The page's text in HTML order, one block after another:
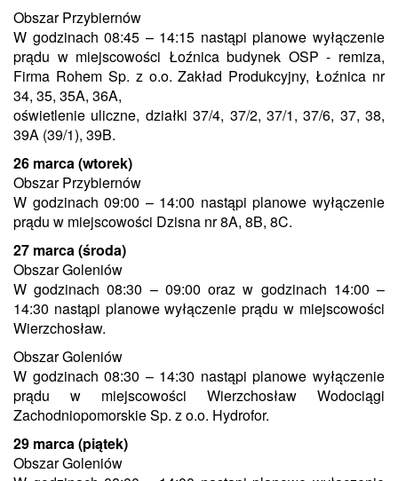
Obszar Przybiernów
W godzinach 08:45 – 14:15 nastąpi planowe wyłączenie
prądu w miejscowości Łoźnica budynek OSP - remiza,
Firma Rohem Sp. z o.o. Zakład Produkcyjny, Łoźnica nr
34, 35, 35A, 36A,
oświetlenie uliczne, działki 37/4, 37/2, 37/1, 37/6, 37, 38,
39A (39/1), 39B.
26 marca (wtorek)
Obszar Przybiernów
W godzinach 09:00 – 14:00 nastąpi planowe wyłączenie
prądu w miejscowości Dzisna nr 8A, 8B, 8C.
27 marca (środa)
Obszar Goleniów
W godzinach 08:30 – 09:00 oraz w godzinach 14:00 –
14:30 nastąpi planowe wyłączenie prądu w miejscowości
Wierzchosław.
Obszar Goleniów
W godzinach 08:30 – 14:30 nastąpi planowe wyłączenie
prądu w miejscowości Wierzchosław Wodociągi
Zachodniopomorskie Sp. z o.o. Hydrofor.
29 marca (piątek)
Obszar Goleniów